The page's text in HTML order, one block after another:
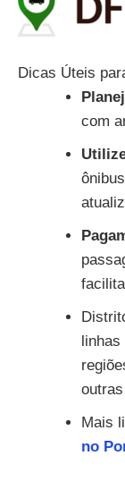
Dicas Úteis
com
linhas
Mais
no